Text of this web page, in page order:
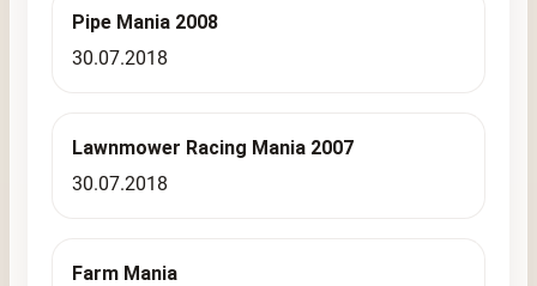
Pipe Mania 2008
30.07.2018
Lawnmower Racing Mania 2007
30.07.2018
Farm Mania